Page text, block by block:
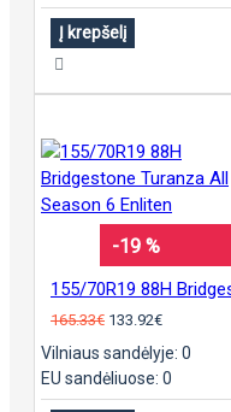
Į krepšelį
-19 %
165.33€ 133.92€
Vilniaus sandėlyje: 0
EU sandėliuose: 0